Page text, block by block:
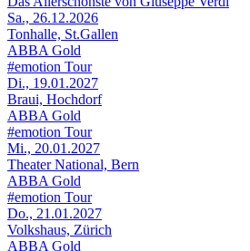
Sa., 26.12.2026
Tonhalle, St.Gallen
ABBA Gold
#emotion Tour
Di., 19.01.2027
Braui, Hochdorf
ABBA Gold
#emotion Tour
Mi., 20.01.2027
Theater National, Bern
ABBA Gold
#emotion Tour
Do., 21.01.2027
Volkshaus, Zürich
ABBA Gold